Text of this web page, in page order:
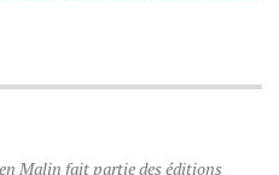
Malin fait partie des éditions